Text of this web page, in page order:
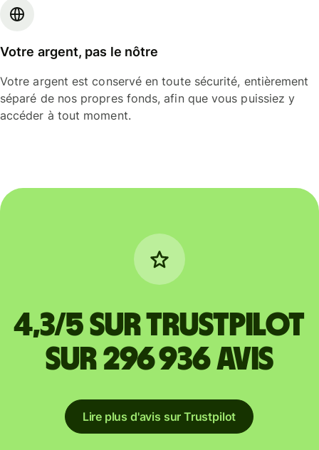
Votre argent, pas le nôtre
Votre argent est conservé en toute sécurité, entièrement
séparé de nos propres fonds, afin que vous puissiez y
accéder à tout moment.
4,3/5 sur Trustpilot
sur 296 936 avis
Lire plus d'avis sur Trustpilot